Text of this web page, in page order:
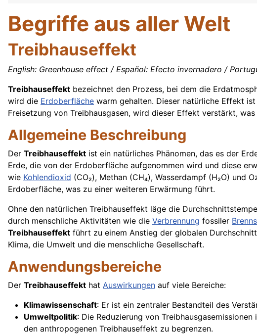
Begriffe aus aller Welt
Treibhauseffekt
English: Greenhouse effect / Español: Efecto invernadero /
Treibhauseffekt bezeichnet den Prozess, bei dem die
wird die Erdoberfläche warm gehalten. Dieser natürliche Effekt
Freisetzung von Treibhausgasen, wird dieser Effekt verstärkt,
Allgemeine Beschreibung
Der Treibhauseffekt ist ein natürliches Phänomen, das es der
Erde, die von der Erdoberfläche aufgenommen wird und diese
wie Kohlendioxid (CO₂), Methan (CH₄), Wasserdampf (H₂O) und
Erdoberfläche, was zu einer weiteren Erwärmung führt.
Ohne den natürlichen Treibhauseffekt läge die
durch menschliche Aktivitäten wie die Verbrennung fossiler
Treibhauseffekt führt zu einem Anstieg der globalen
Klima, die Umwelt und die menschliche Gesellschaft.
Anwendungsbereiche
Der Treibhauseffekt hat Auswirkungen auf viele Bereiche:
Klimawissenschaft: Er ist ein zentraler Bestandteil des
Umweltpolitik: Die Reduzierung von
den anthropogenen Treibhauseffekt zu begrenzen.